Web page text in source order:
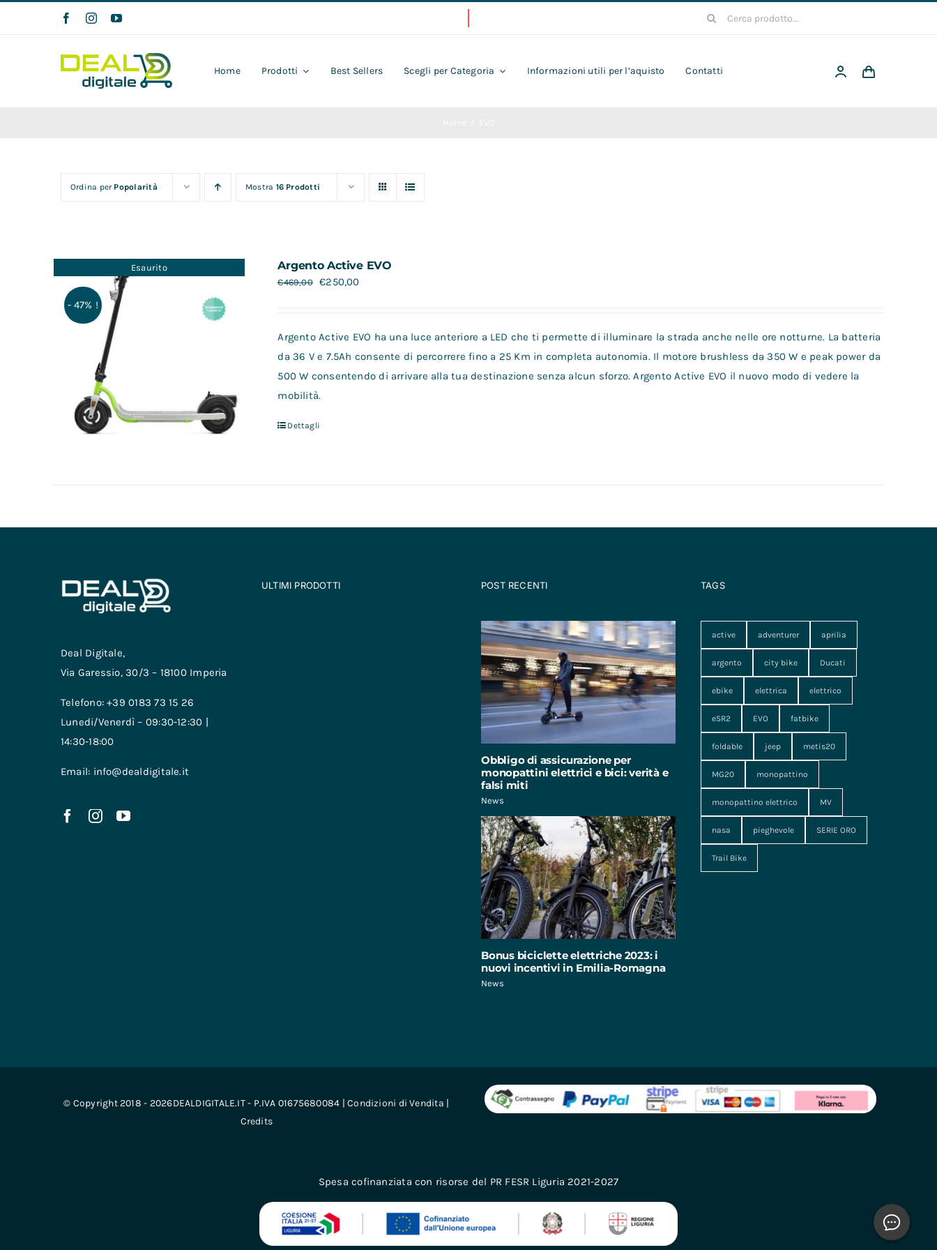
Cerca
Home Prodotti Best Sellers Scegli per Categoria Informazioni utili per l’aquisto Contatti
Ordina per Popolarità Mostra 16 Prodotti
Esaurito
- 47% !
Argento Active EVO
€469,00 €250,00
Argento Active EVO ha una luce anteriore a LED che ti permette di illuminare la strada anche nelle ore notturne. La batteria
da 36 V e 7.5Ah consente di percorrere fino a 25 Km in completa autonomia. Il motore brushless da 350 W e peak power da
500 W consentendo di arrivare alla tua destinazione senza alcun sforzo. Argento Active EVO il nuovo modo di vedere la
mobilità.
Dettagli
Deal Digitale,
Via Garessio, 30/3 – 18100 Imperia
Telefono: +39 0183 73 15 26
Lunedi/Venerdì – 09:30-12:30 |
14:30-18:00
Email: info@dealdigitale.it
ULTIMI PRODOTTI POST RECENTI
Obbligo di assicurazione per
monopattini elettrici e bici: verità e
falsi miti
News
Bonus biciclette elettriche 2023: i
nuovi incentivi in Emilia-Romagna
News
TAGS
active adventurer aprilia
argento city bike Ducati
ebike elettrica elettrico
eSR2 EVO fatbike
foldable jeep metis20
MG20 monopattino
monopattino elettrico MV
nasa pieghevole SERIE ORO
Trail Bike
© Copyright 2018 - 2026DEALDIGITALE.IT - P.IVA 01675680084 |Condizioni di Vendita |
Credits
Spesa cofinanziata con risorse del PR FESR Liguria 2021-2027